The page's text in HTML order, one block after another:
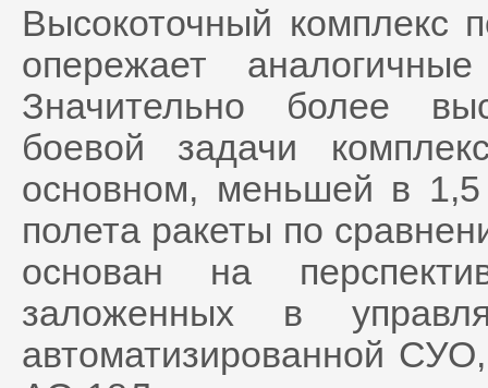
Высокоточный комплекс
опережает
Значительно более
боевой задачи
основном, меньшей в 1,5
полета ракеты по
основан на
заложенных в
автоматизированной